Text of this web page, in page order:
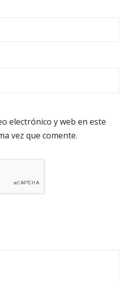
electrónico y web en este
vez que comente.